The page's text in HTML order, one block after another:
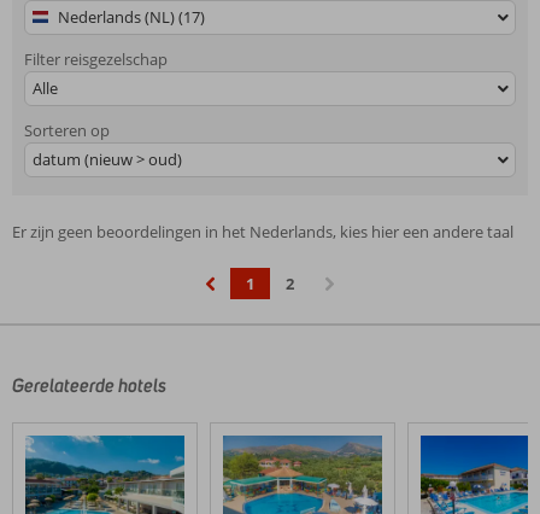
Nederlands (NL) (17)
Filter reisgezelschap
Alle
Sorteren op
datum (nieuw > oud)
Er zijn geen beoordelingen in het Nederlands, kies hier een andere taal
1
2
Gerelateerde hotels